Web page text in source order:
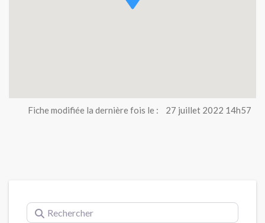
Fiche modifiée la dernière fois le : 27 juillet 2022 14h57
Rechercher